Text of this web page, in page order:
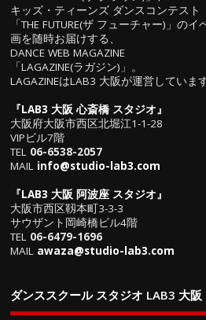
キッズ・ティーンズ ダンスコンテスト
「THE FUTURE(ザ フューチャー)」の
画を随時お届けする、
DANCE WEB MAGAZINE
「LAGAZINE(ラガジン)」。
LAGAZINEはLAB3 大阪が運営しています
『LAB3 大阪 心斎橋 スタジオ 』
大阪府大阪市西区北堀江1-1-28
VIPビル7階
TEL 06-6538-2057
MAIL info@studio-lab3.com
『LAB3 大阪 阿波座 スタジオ 』
大阪市西区靱本町3-3-3
サウザント岡崎橋ビル4階
TEL 06-6479-1696
MAIL awaza@studio-lab3.com
ダンススクール スタジオ LAB3 大阪